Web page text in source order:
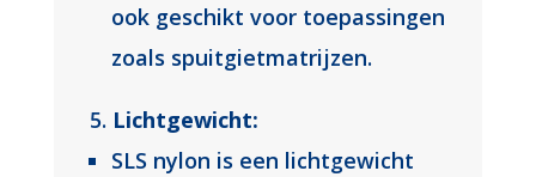
ook geschikt voor toepassingen
zoals spuitgietmatrijzen.
Lichtgewicht:
SLS nylon is een lichtgewicht